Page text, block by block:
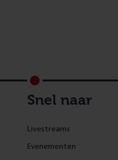
Footer
Snel naar
Livestreams
Evenementen